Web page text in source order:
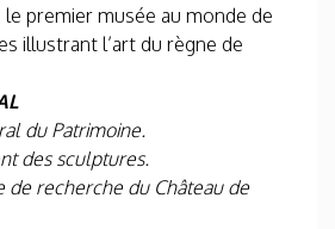
le premier musée au monde de
illustrant l’art du règne de
du Patrimoine.
des sculptures.
de recherche du Château de